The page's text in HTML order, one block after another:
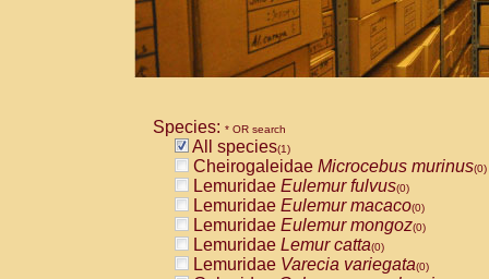
Species: * OR search
All species(1)
Cheirogaleidae Microcebus murinus(0)
Lemuridae Eulemur fulvus(0)
Lemuridae Eulemur macaco(0)
Lemuridae Eulemur mongoz(0)
Lemuridae Lemur catta(0)
Lemuridae Varecia variegata(0)